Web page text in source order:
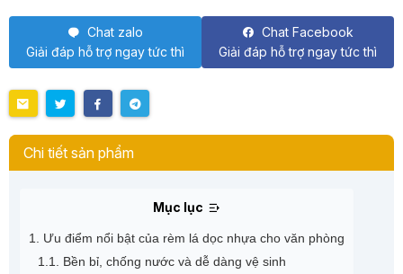
Chat zalo
Giải đáp hỗ trợ ngay tức thì
Chat Facebook
Giải đáp hỗ trợ ngay tức thì
Chi tiết sản phẩm
Mục lục
1. Ưu điểm nổi bật của rèm lá dọc nhựa cho văn phòng
1.1. Bền bỉ, chống nước và dễ dàng vệ sinh